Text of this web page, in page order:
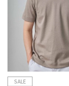
SALE